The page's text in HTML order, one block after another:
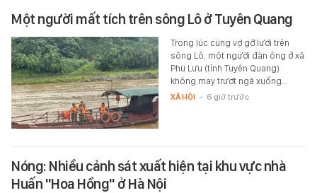
Một người mất tích trên sông Lô ở Tuyên Quang
Trong lúc cùng vợ gỡ lưới trên
sông Lô, một người đàn ông ở xã
Phù Lưu (tỉnh Tuyên Quang)
không may trượt ngã xuống…
XÃ HỘI - 6 giờ trước
Nóng: Nhiều cảnh sát xuất hiện tại khu vực nhà
Huấn "Hoa Hồng" ở Hà Nội